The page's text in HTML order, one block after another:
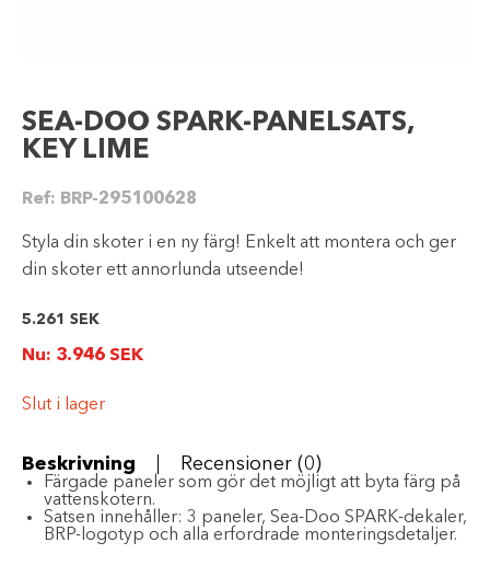
SEA-DOO SPARK-PANELSATS,
KEY LIME
Ref: BRP-295100628
Styla din skoter i en ny färg! Enkelt att montera och ger
din skoter ett annorlunda utseende!
5.261 SEK
Nu: 3.946 SEK
Slut i lager
Beskrivning Recensioner (0)
Färgade paneler som gör det möjligt att byta färg på
vattenskotern.
Satsen innehåller: 3 paneler, Sea-Doo SPARK-dekaler,
BRP-logotyp och alla erfordrade monteringsdetaljer.